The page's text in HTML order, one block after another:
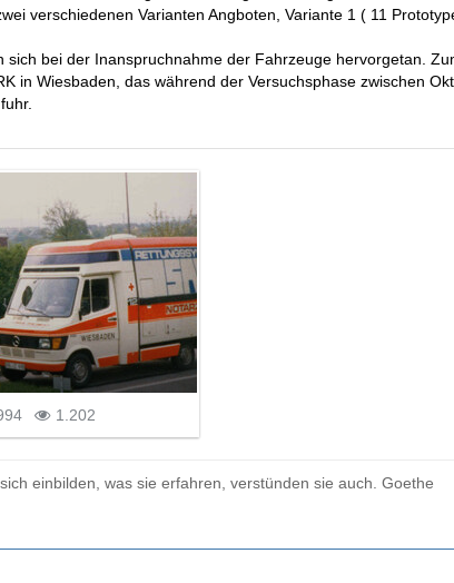
verschiedenen Varianten Angboten, Variante 1 ( 11
sich bei der Inanspruchnahme der Fahrzeuge hervorgetan.
in Wiesbaden, das während der Versuchsphase zwischen
1.202
einbilden, was sie erfahren, verstünden sie auch. Goethe